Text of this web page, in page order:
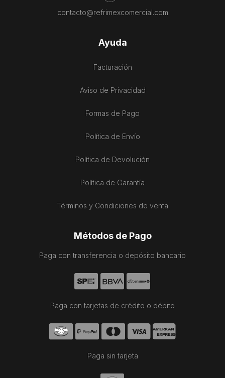
contacto@refrimexcomercial.com
Ayuda
Facturación
Aviso de Privacidad
Formas de Pago
Política de Envío
Política de Devolución
Política de Garantía
Términos y Condiciones de venta
Métodos de Pago
Paga con transferencia o depósito bancario
Paga con tarjetas de crédito o débito
Paga sin tarjeta